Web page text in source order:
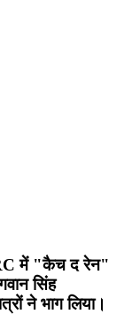
में "कैच द रेन"
सिंह
ने भाग लिया।